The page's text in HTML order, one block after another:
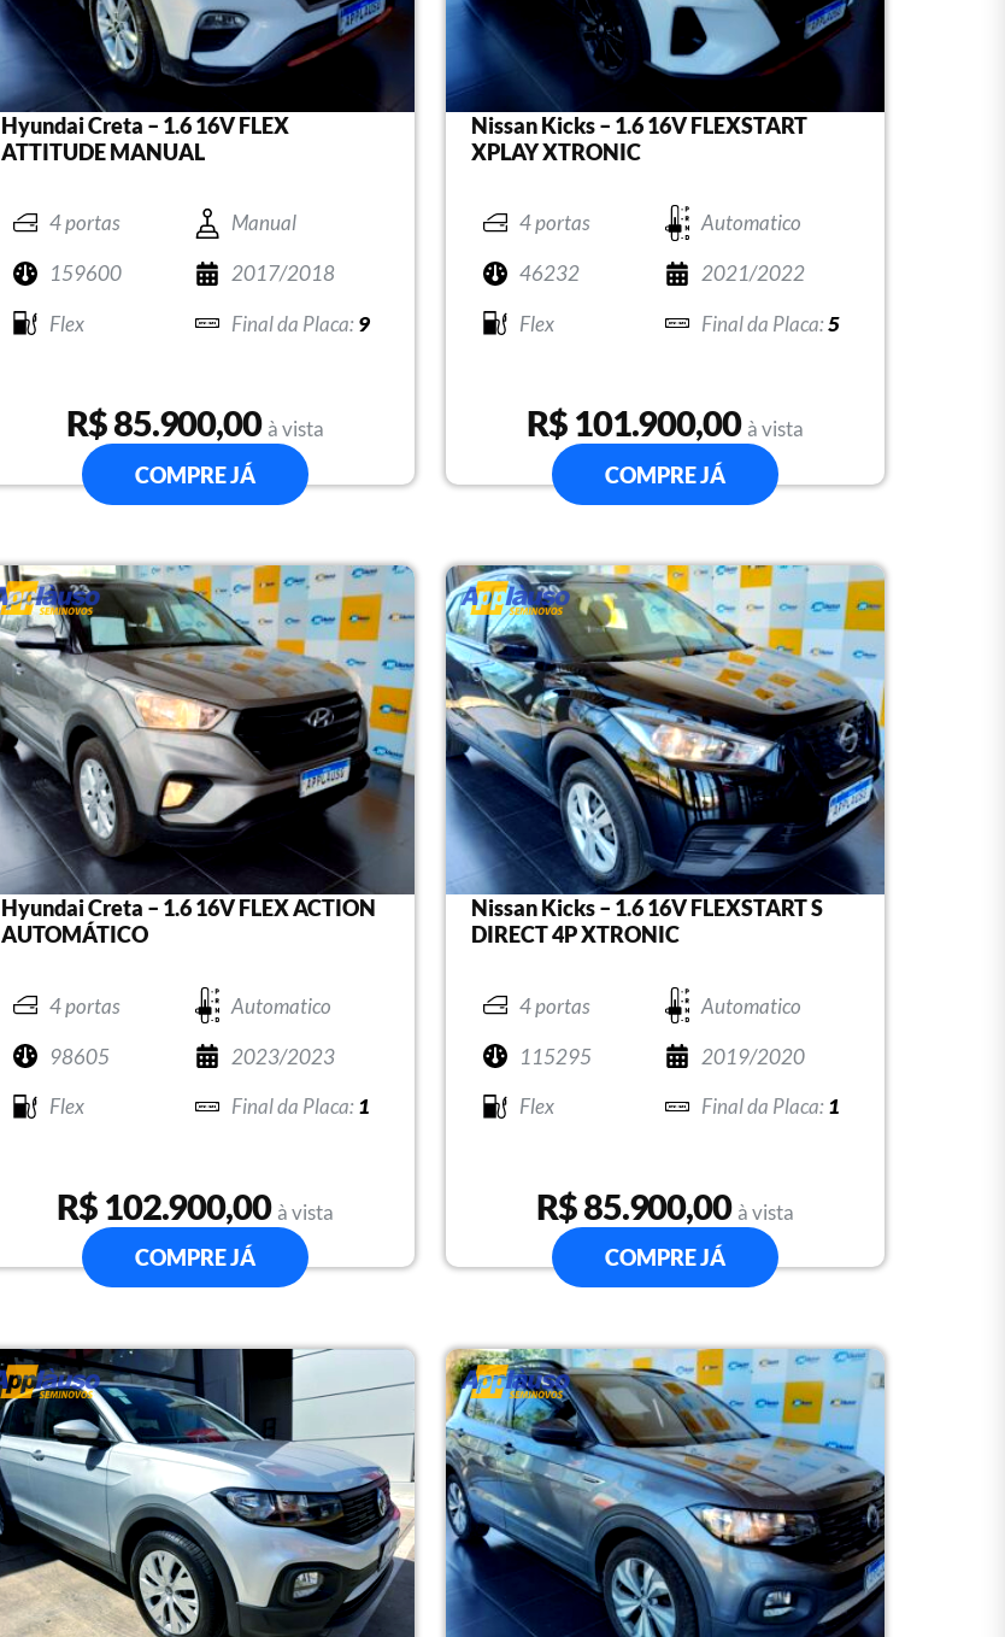
Hyundai Creta – 1.6 16V FLEX
ATTITUDE MANUAL
4 portas
Manual
159600
2017/2018
Flex
9
R$ 85.900,00 à vista
COMPRE JÁ
Nissan Kicks – 1.6 16V FLEXSTART
XPLAY XTRONIC
4 portas
Automatico
46232
2021/2022
Flex
5
R$ 101.900,00 à vista
COMPRE JÁ
Hyundai Creta – 1.6 16V FLEX ACTION
AUTOMÁTICO
4 portas
Automatico
98605
2023/2023
Flex
1
R$ 102.900,00 à vista
COMPRE JÁ
Nissan Kicks – 1.6 16V FLEXSTART S
DIRECT 4P XTRONIC
4 portas
Automatico
115295
2019/2020
Flex
1
R$ 85.900,00 à vista
COMPRE JÁ